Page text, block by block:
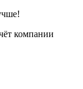
компании